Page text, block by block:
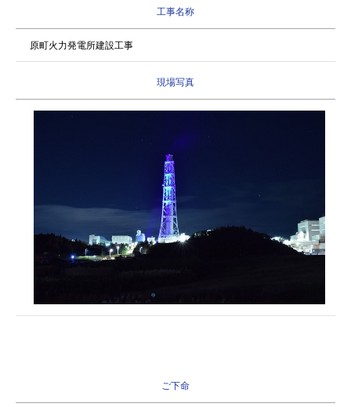
工事名称
原町火力発電所建設工事
現場写真
ご下命